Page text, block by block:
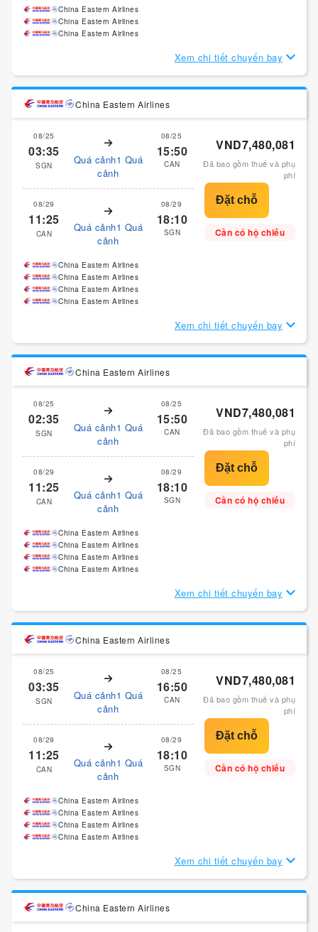
China Eastern Airlines
China Eastern Airlines
China Eastern Airlines
Xem chi tiết chuyến bay
China Eastern Airlines
08/25
03:35
SGN
Quá cảnh1 Quá
cảnh
08/25
15:50
CAN
08/29
11:25
CAN
Quá cảnh1 Quá
cảnh
08/29
18:10
SGN
VND7,480,081
Đã bao gồm thuế và phụ
phí
Cần có hộ chiếu
China Eastern Airlines
China Eastern Airlines
China Eastern Airlines
China Eastern Airlines
Xem chi tiết chuyến bay
China Eastern Airlines
08/25
02:35
SGN
Quá cảnh1 Quá
cảnh
08/25
15:50
CAN
08/29
11:25
CAN
Quá cảnh1 Quá
cảnh
08/29
18:10
SGN
VND7,480,081
Đã bao gồm thuế và phụ
phí
Cần có hộ chiếu
China Eastern Airlines
China Eastern Airlines
China Eastern Airlines
China Eastern Airlines
Xem chi tiết chuyến bay
China Eastern Airlines
08/25
03:35
SGN
Quá cảnh1 Quá
cảnh
08/25
16:50
CAN
08/29
11:25
CAN
Quá cảnh1 Quá
cảnh
08/29
18:10
SGN
VND7,480,081
Đã bao gồm thuế và phụ
phí
Cần có hộ chiếu
China Eastern Airlines
China Eastern Airlines
China Eastern Airlines
China Eastern Airlines
Xem chi tiết chuyến bay
China Eastern Airlines